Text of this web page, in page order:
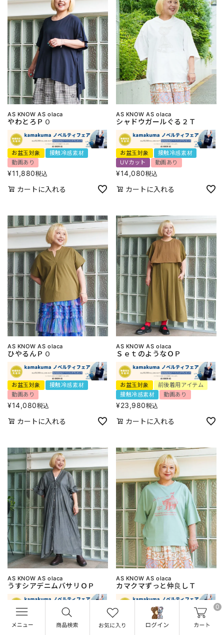
0
AS KNOW AS olaca
やわとろＰＯ
お盆玉対象
接触冷感素材
動画あり
¥11,880税込
カートに入れる
AS KNOW AS olaca
シャドウガールぐる２Ｔ
お盆玉対象
接触冷感素材
UVカット
動画あり
¥14,080税込
カートに入れる
AS KNOW AS olaca
ひやるんＰＯ
お盆玉対象
接触冷感素材
動画あり
¥14,080税込
カートに入れる
AS KNOW AS olaca
ＳｅｔのようなＯＰ
お盆玉対象
前後着用アイテム
接触冷感素材
動画あり
¥23,980税込
カートに入れる
AS KNOW AS olaca
うすシアデニムバサリＯＰ
お盆玉対象
27,280
AS KNOW AS olaca
カマクマずっと仲良しＴ
税込